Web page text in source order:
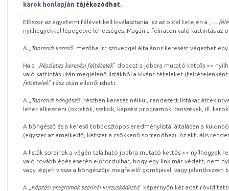
karok honlapján tájékozódhat.
Először az egyetemi félévet kell kiválasztania, ez az oldal tetején a „
…
nyílhegyekkel lépegetve lehetséges. Magán a feliraton való kattintás az
A „ Tanrendi kereső” mezőbe írt szöveggel általános keresést végezhet
Ha a „ Részletes keresési feltételek” dobozt a jobbra mutató kettős >>
való kattintás után megjelenő listákból a kívánt tételeket (feltételenként
feltételek” rész után ellenőrizheti.
A „ Tanrendi böngésző” részben keresés nélkül, rendezett listákat
lehet elkezdeni (oktatók, szakok, képzési programok, tanszékek, ill.
A böngésző és a kereső többoszlopos eredménylistái általában a
(egyszer az emelkedő, kétszer a csökkenő sorrendhez). Az aktuális
A listák sorainak a végén található jobbra mutató kettős >> nyílhegyek
való továbblépés esetén előfordulhat, hogy egy link már védett, nem
vagy lépjen vissza a böngészője megfelelő gombjával, vagy
A „ Képzési programok szerinti kurzuskódlista” képernyőn két adat